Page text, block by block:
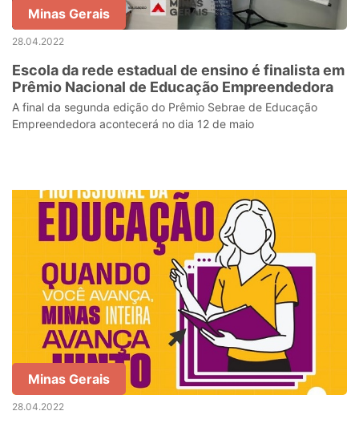
Minas Gerais
28.04.2022
Escola da rede estadual de ensino é finalista em
Prêmio Nacional de Educação Empreendedora
A final da segunda edição do Prêmio Sebrae de Educação
Empreendedora acontecerá no dia 12 de maio
Minas Gerais
28.04.2022